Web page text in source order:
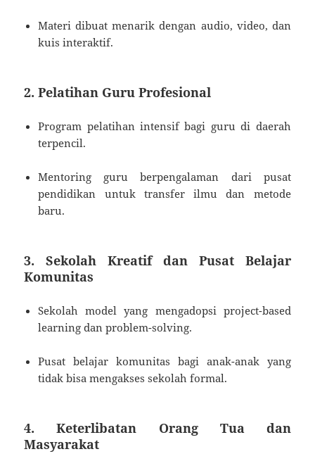
Materi dibuat menarik dengan audio, video, dan
kuis interaktif.
2. Pelatihan Guru Profesional
Program pelatihan intensif bagi guru di daerah
terpencil.
Mentoring guru berpengalaman dari pusat
pendidikan untuk transfer ilmu dan metode
baru.
3. Sekolah Kreatif dan Pusat Belajar
Komunitas
Sekolah model yang mengadopsi project-based
learning dan problem-solving.
Pusat belajar komunitas bagi anak-anak yang
tidak bisa mengakses sekolah formal.
4. Keterlibatan Orang Tua dan
Masyarakat